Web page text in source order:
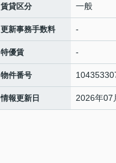
賃貸区分 一般
更新事務手数料 -
特優賃 -
物件番号
情報更新日 2026年07